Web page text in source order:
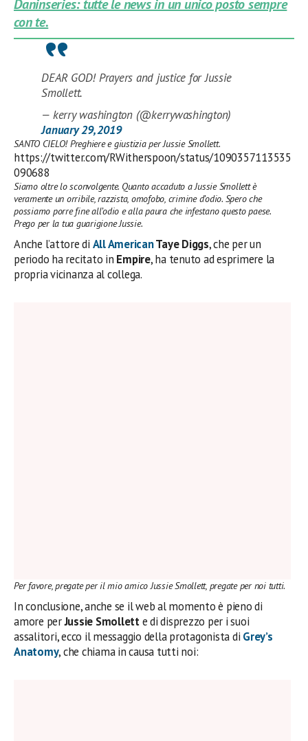
Daninseries: tutte le news in un unico posto sempre
con te.
DEAR GOD! Prayers and justice for Jussie
Smollett.
— kerry washington (@kerrywashington)
January 29, 2019
SANTO CIELO! Preghiere e giustizia per Jussie Smollett.
https://twitter.com/RWitherspoon/status/1090357113535
090688
Siamo oltre lo sconvolgente. Quanto accaduto a Jussie Smollett è
veramente un orribile, razzista, omofobo, crimine d’odio. Spero che
possiamo porre fine all’odio e alla paura che infestano questo paese.
Prego per la tua guarigione Jussie.
Anche l’attore di All AmericanTaye Diggs, che per un
periodo ha recitato in Empire, ha tenuto ad esprimere la
propria vicinanza al collega.
Per favore, pregate per il mio amico Jussie Smollett, pregate per noi tutti.
In conclusione, anche se il web al momento è pieno di
amore perJussie Smollette di disprezzo per i suoi
assalitori, ecco il messaggio della protagonista di Grey’s
Anatomy, che chiama in causa tutti noi: